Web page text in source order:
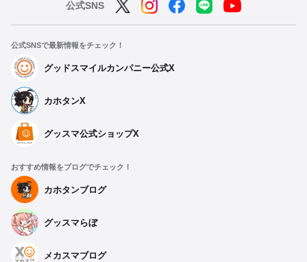
公式SNS
公式SNSで最新情報をチェック！
グッドスマイルカンパニー公式X
カホタンX
グッスマ公式ショップX
おすすめ情報をブログでチェック！
カホタンブログ
グッスマらぼ
メカスマブログ